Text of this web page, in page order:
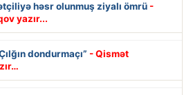
həsr olunmuş ziyalı ömrü -
yazır...
dondurmaçı” - Qismət